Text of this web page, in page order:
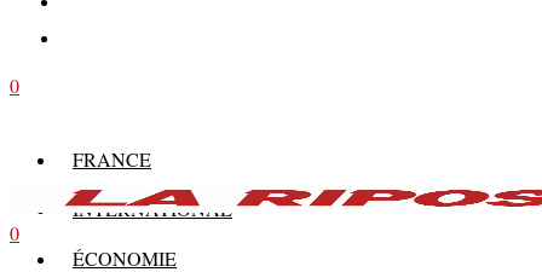
0
FRANCE
INTERNATIONAL
ÉCONOMIE
0